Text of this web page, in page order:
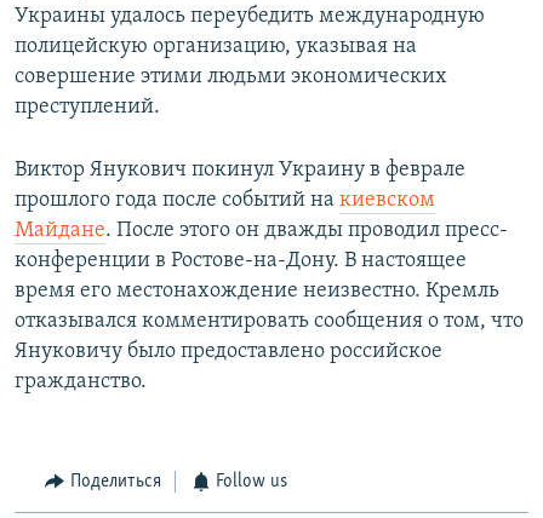
Украины удалось переубедить международную
полицейскую организацию, указывая на
совершение этими людьми экономических
преступлений.
Виктор Янукович покинул Украину в феврале
прошлого года после событий на киевском
Майдане. После этого он дважды проводил пресс-
конференции в Ростове-на-Дону. В настоящее
время его местонахождение неизвестно. Кремль
отказывался комментировать сообщения о том, что
Януковичу было предоставлено российское
гражданство.
Поделиться Follow us